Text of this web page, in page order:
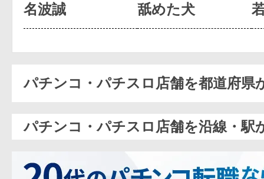
名波誠 舐めた犬
パチンコ・パチスロ店舗を都道府県
パチンコ・パチスロ店舗を沿線・駅